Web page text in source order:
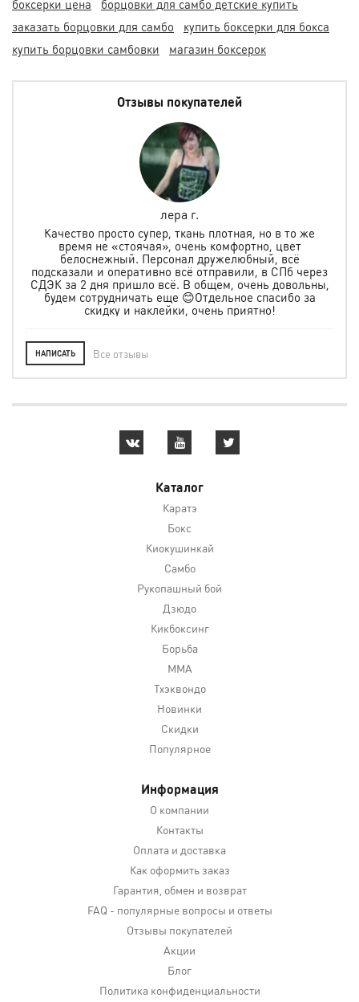
боксерки цена
борцовки для самбо детские купить
заказать борцовки для самбо
купить боксерки для бокса
купить борцовки самбовки
магазин боксерок
Отзывы покупателей
лера г.
Качество просто супер, ткань плотная, но в то же
время не «стоячая», очень комфортно, цвет
белоснежный. Персонал дружелюбный, всё
подсказали и оперативно всё отправили, в СПб через
СДЭК за 2 дня пришло всё. В общем, очень довольны,
будем сотрудничать еще 😊Отдельное спасибо за
скидку и наклейки, очень приятно!
НАПИСАТЬ Все отзывы
Каталог
Каратэ
Бокс
Киокушинкай
Самбо
Рукопашный бой
Дзюдо
Кикбоксинг
Борьба
MMA
Тхэквондо
Новинки
Скидки
Популярное
Информация
О компании
Контакты
Оплата и доставка
Как оформить заказ
Гарантия, обмен и возврат
FAQ - популярные вопросы и ответы
Отзывы покупателей
Акции
Блог
Политика конфиденциальности